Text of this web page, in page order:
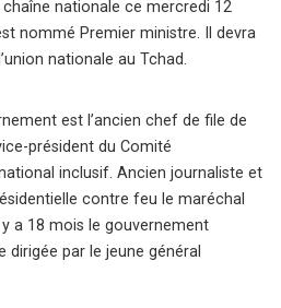
nationale ce mercredi 12
nommé Premier ministre. Il devra
nationale au Tchad.
est l’ancien chef de file de
président du Comité
inclusif. Ancien journaliste et
contre feu le maréchal
a 18 mois le gouvernement
par le jeune général